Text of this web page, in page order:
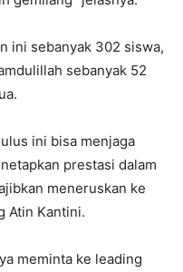
ini sebanyak 302 siswa,
sebanyak 52
ini bisa menjaga
prestasi dalam
meneruskan ke
Atin Kantini.
meminta ke leading